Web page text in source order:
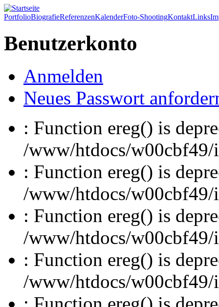
PortfolioBiografieReferenzenKalenderFoto-ShootingKontaktLinks
Benutzerkonto
Anmelden
Neues Passwort
: Function ereg() is
/www/htdocs/
: Function ereg() is
/www/htdocs/
: Function ereg() is
/www/htdocs/
: Function ereg() is
/www/htdocs/